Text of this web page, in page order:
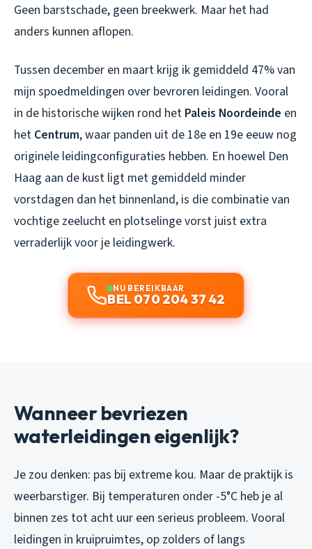
Geen barstschade, geen breekwerk. Maar het had
anders kunnen aflopen.
Tussen december en maart krijg ik gemiddeld 47% van
mijn spoedmeldingen over bevroren leidingen. Vooral
in de historische wijken rond het Paleis Noordeinde en
het Centrum, waar panden uit de 18e en 19e eeuw nog
originele leidingconfiguraties hebben. En hoewel Den
Haag aan de kust ligt met gemiddeld minder
vorstdagen dan het binnenland, is die combinatie van
vochtige zeelucht en plotselinge vorst juist extra
verraderlijk voor je leidingwerk.
NU BEREIKBAAR
BEL 070 204 37 42
Wanneer bevriezen
waterleidingen eigenlijk?
Je zou denken: pas bij extreme kou. Maar de praktijk is
weerbarstiger. Bij temperaturen onder -5°C heb je al
binnen zes tot acht uur een serieus probleem. Vooral
leidingen in kruipruimtes, op zolders of langs